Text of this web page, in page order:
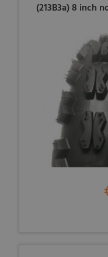
(213B3a) 8 inch